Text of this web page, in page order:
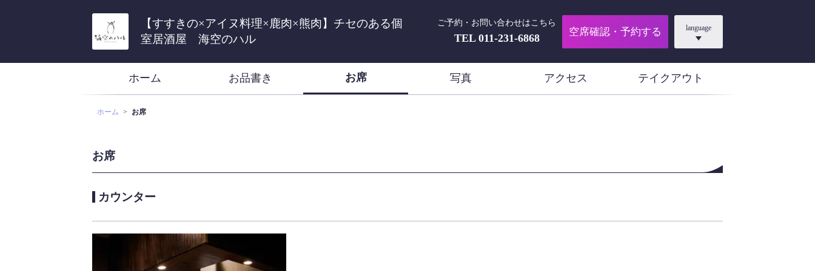
【すすきの×アイヌ料理×鹿肉×熊肉】チセのある個
室居酒屋 海空のハル
ご予約・お問い合わせはこちら
TEL011-231-6868
空席確認・予約する language
ホーム お品書き お席 写真 アクセス テイクアウト
ホーム お席
お席
カウンター